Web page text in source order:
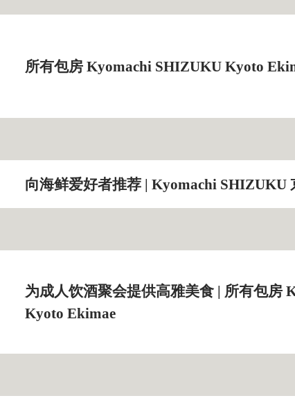
所有包房 Kyomachi SHIZUKU Kyoto
向海鲜爱好者推荐 | Kyomachi SHIZUKU
为成人饮酒聚会提供高雅美食 | 所有包房
Kyoto Ekimae